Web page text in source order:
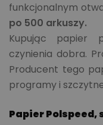
funkcjonalnym
po 500 arkuszy.
Kupując papier
czynienia dobra.
Producent tego
programy i
Papier